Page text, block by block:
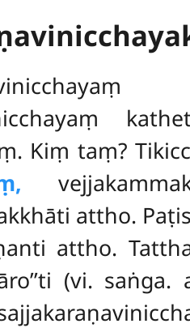
Kiṃ taṃ?
attho.
attho.
(vi.